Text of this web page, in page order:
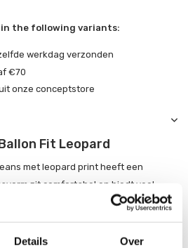
Details Over
the following variants:
werkdag verzonden
€70
onze conceptstore
Fit Leopard
met leopard print heeft een
zit comfortabel en biedt veel
elke dag. Ontdek
Petit Blush.